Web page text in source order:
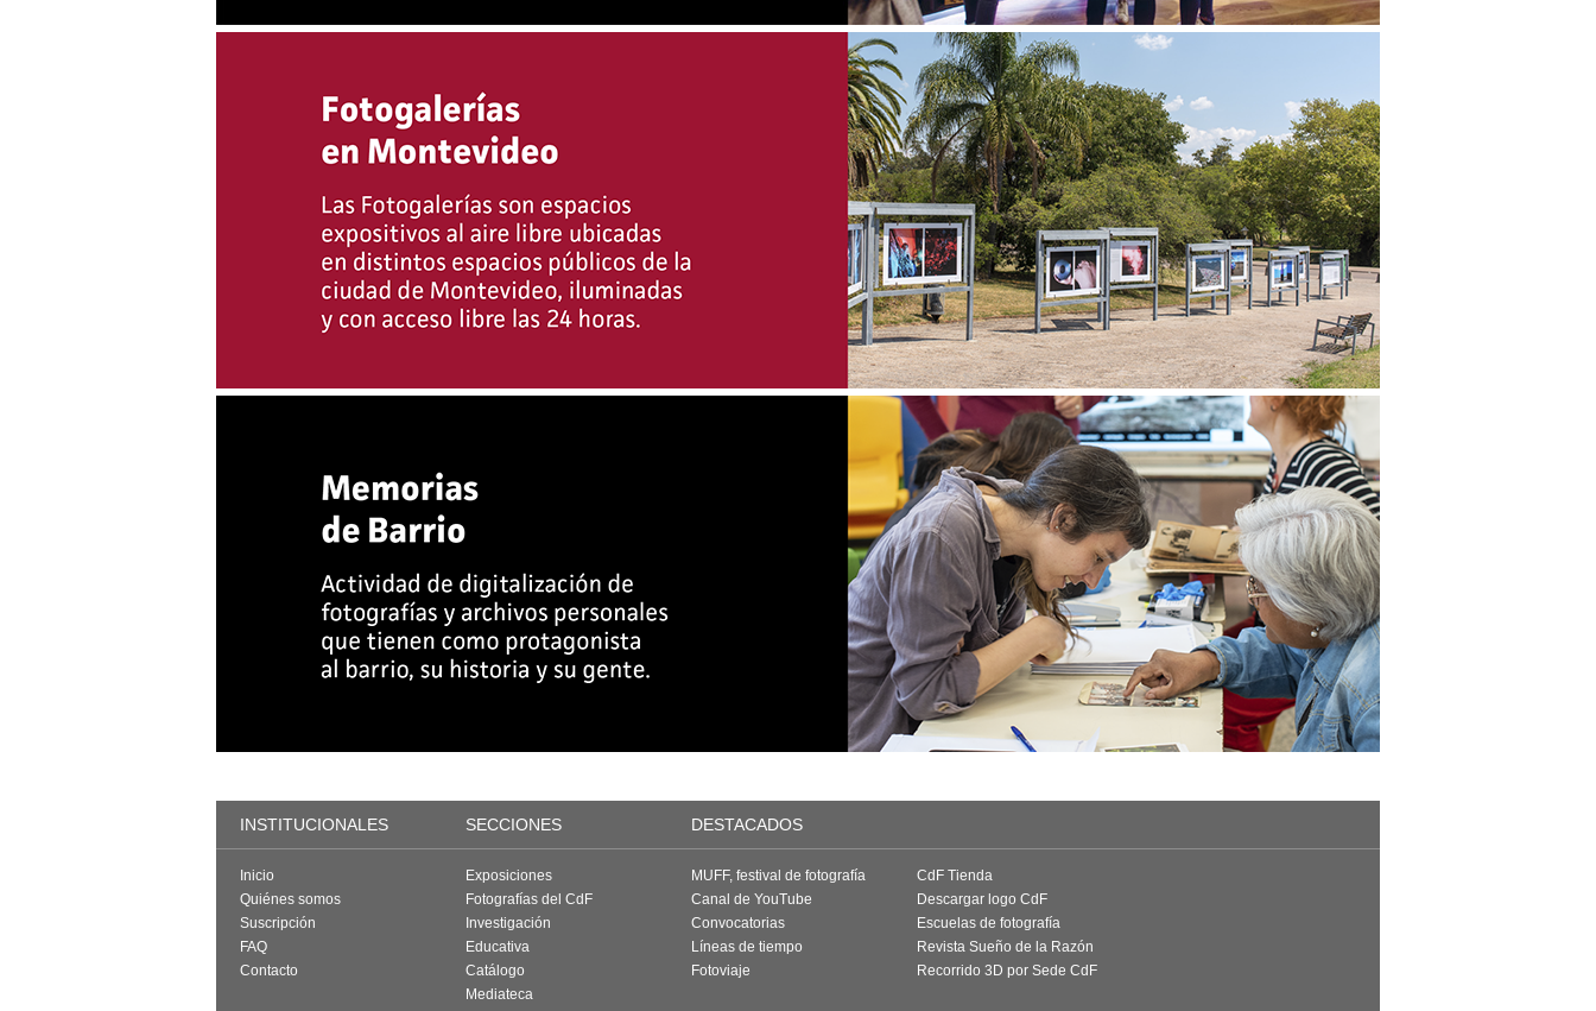
INSTITUCIONALES SECCIONES DESTACADOS
Inicio
Quiénes somos
Suscripción
FAQ
Contacto
Exposiciones
Fotografías del CdF
Investigación
Educativa
Catálogo
Mediateca
MUFF, festival de fotografía
Canal de YouTube
Convocatorias
Líneas de tiempo
Fotoviaje
CdF Tienda
Descargar logo CdF
Escuelas de fotografía
Revista Sueño de la Razón
Recorrido 3D por Sede CdF